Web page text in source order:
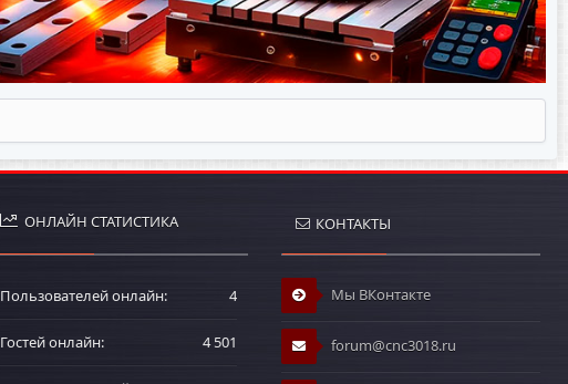
ОНЛАЙН СТАТИСТИКА
Пользователей онлайн 4
Гостей онлайн 4 501
КОНТАКТЫ
Мы ВКонтакте
forum@cnc3018.ru